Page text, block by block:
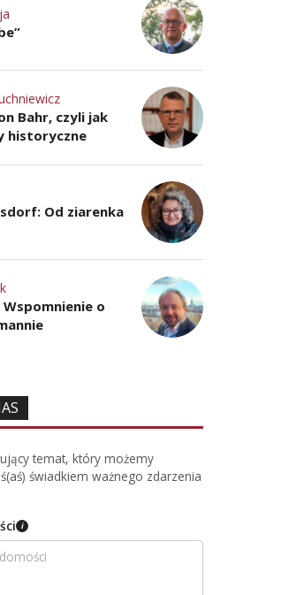
Bahr, czyli jak
historyczne
Od ziarenka
o
temat, który możemy
świadkiem ważnego zdarzenia
i